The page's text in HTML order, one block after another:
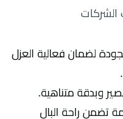
الشركات
لضمان فعالية العزل
وبدقة متناهية.
تضمن راحة البال